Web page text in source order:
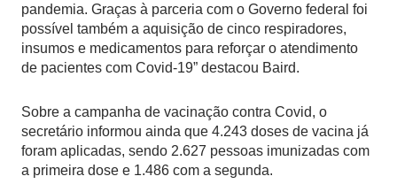
pandemia. Graças à parceria com o Governo federal foi
possível também a aquisição de cinco respiradores,
insumos e medicamentos para reforçar o atendimento
de pacientes com Covid-19” destacou Baird.
Sobre a campanha de vacinação contra Covid, o
secretário informou ainda que 4.243 doses de vacina já
foram aplicadas, sendo 2.627 pessoas imunizadas com
a primeira dose e 1.486 com a segunda.